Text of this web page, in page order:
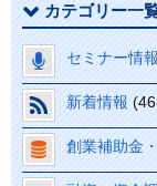
カテゴリー一
セミナー情報
新着情報
創業補助金